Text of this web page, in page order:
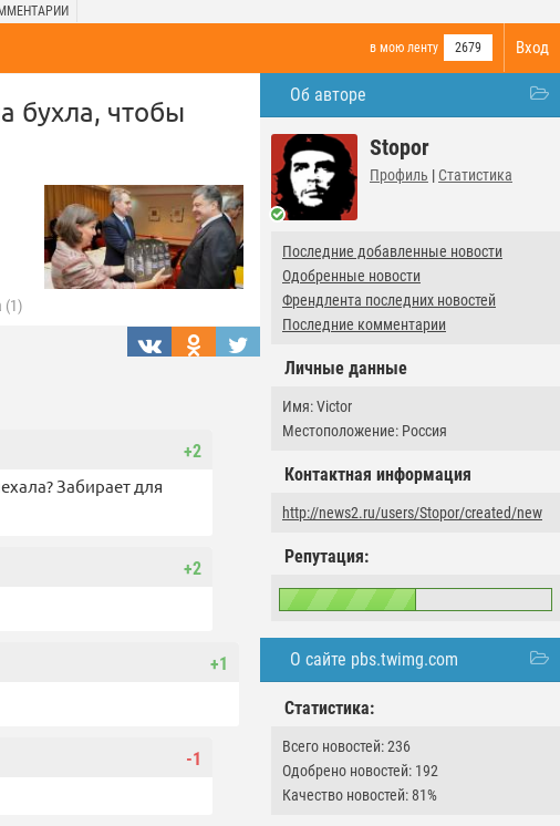
Вход
в мою ленту 2679
Об авторе
Stopor
Профиль | Статистика
Последние добавленные новости
Одобренные новости
Френдлента последних новостей
Последние комментарии
Личные данные
Имя: Victor
Местоположение: Россия
Контактная информация
http://news2.ru/users/Stopor/created/new
Репутация:
О сайте pbs.twimg.com
Статистика:
Всего новостей: 236
Одобрено новостей: 192
Качество новостей: 81%
бухла, чтобы
(1)
+2
Забирает для
+2
+1
-1